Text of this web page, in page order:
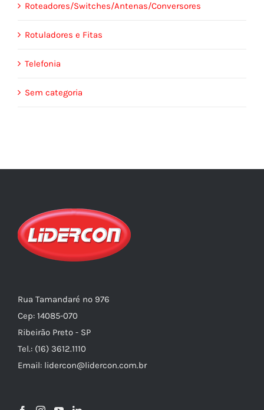
Roteadores/Switches/Antenas/Conversores
Rotuladores e Fitas
Telefonia
Sem categoria
Rua Tamandaré nº 976
Cep: 14085-070
Ribeirão Preto - SP
Tel.: (16) 3612.1110
Email: lidercon@lidercon.com.br